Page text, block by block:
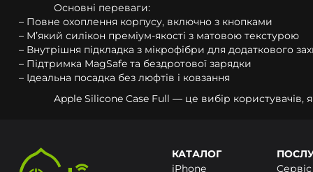
Основні переваги:
– Повне охоплення корпусу, включно з кнопками
– Мʼякий силікон преміум-якості з матовою текстурою
– Внутрішня підкладка з мікрофібри для додаткового
– Підтримка MagSafe та бездротової зарядки
– Ідеальна посадка без люфтів і ковзання
Apple Silicone Case Full — це вибір користувачів,
КАТАЛОГ
iPhone
Сервіс